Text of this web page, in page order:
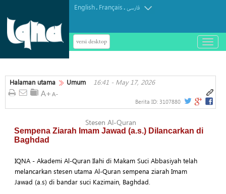
English. Français.فارسی
versi desktop
باز
و
کردن
Halaman utama Umum 16:41 - May 17, 2026
Berita ID: 3107880
Stesen Al-Quran
Sempena Ziarah Imam Jawad (a.s.) Dilancarkan di
Baghdad
IQNA - Akademi Al-Quran Ilahi di Makam Suci Abbasiyah telah
melancarkan stesen utama Al-Quran sempena ziarah Imam
Jawad (a.s) di bandar suci Kazimain, Baghdad.